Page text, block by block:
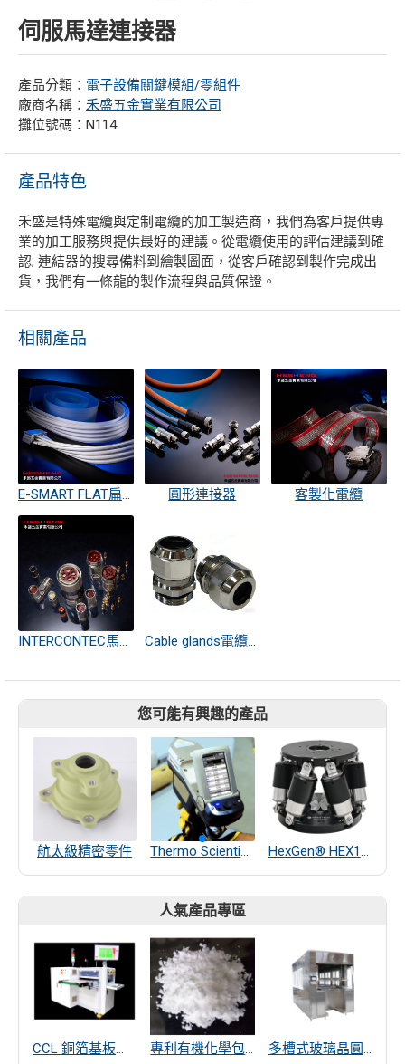
伺服馬達連接器
產品分類： 電子設備關鍵模組/零組件
廠商名稱： 禾盛五金實業有限公司
攤位號碼：N114
產品特色
禾盛是特殊電纜與定制電纜的加工製造商，我們為客戶提供專
業的加工服務與提供最好的建議。從電纜使用的評估建議到確
認; 連結器的搜尋備料到繪製圖面，從客戶確認到製作完成出
貨，我們有一條龍的製作流程與品質保證。
相關產品
E-SMART FLAT扁平無塵移動電纜 圓形連接器 客製化電纜
INTERCONTEC馬達連接器 Cable glands電纜迫緊頭
您可能有興趣的產品
航太級精密零件 Thermo Scientific Niton Apollo 手持式 LIBS 分析儀 HexGen® HEX150-125HL 微型六自由度平台式定位系統
人氣產品專區
CCL 銅箔基板厚度量測 專利有機化學包覆SiO2遠紅外線散熱粒子 多槽式玻璃晶圓清洗機